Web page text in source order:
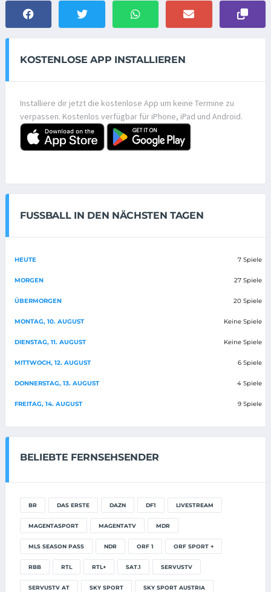
KOSTENLOSE APP INSTALLIEREN
Installiere dir jetzt die kostenlose App um keine Termine zu
verpassen. Kostenlos verfügbar für iPhone, iPad und Android.
FUSSBALL IN DEN NÄCHSTEN TAGEN
HEUTE 7 Spiele
MORGEN 27 Spiele
ÜBERMORGEN 20 Spiele
MONTAG, 10. AUGUST Keine Spiele
DIENSTAG, 11. AUGUST Keine Spiele
MITTWOCH, 12. AUGUST 6 Spiele
DONNERSTAG, 13. AUGUST 4 Spiele
FREITAG, 14. AUGUST 9 Spiele
BELIEBTE FERNSEHSENDER
BR DAS ERSTE DAZN DF1 LIVESTREAM
MAGENTASPORT MAGENTATV MDR
MLS SEASON PASS NDR ORF 1 ORF SPORT +
RBB RTL RTL+ SAT.1 SERVUSTV
SERVUSTV AT SKY SPORT SKY SPORT AUSTRIA